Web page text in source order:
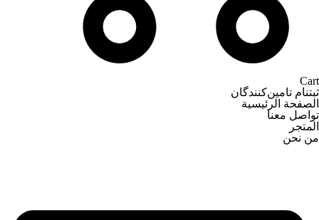
Cart
ثبتنام تامین‌کنندگان
الصفحة الرئيسية
تواصل معنا
المتجر
من نحن